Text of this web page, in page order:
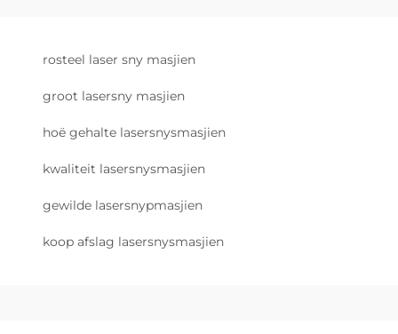
rosteel laser sny masjien
groot lasersny masjien
hoë gehalte lasersnysmasjien
kwaliteit lasersnysmasjien
gewilde lasersnypmasjien
koop afslag lasersnysmasjien